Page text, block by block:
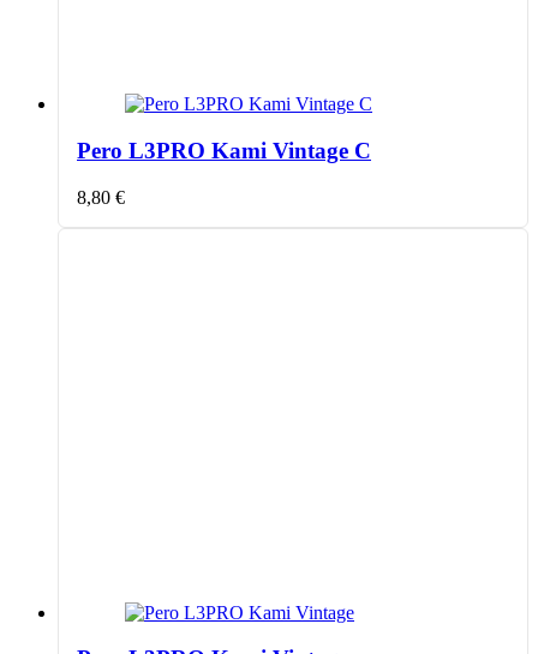
Pero L3PRO Kami Vintage C
8,80 €